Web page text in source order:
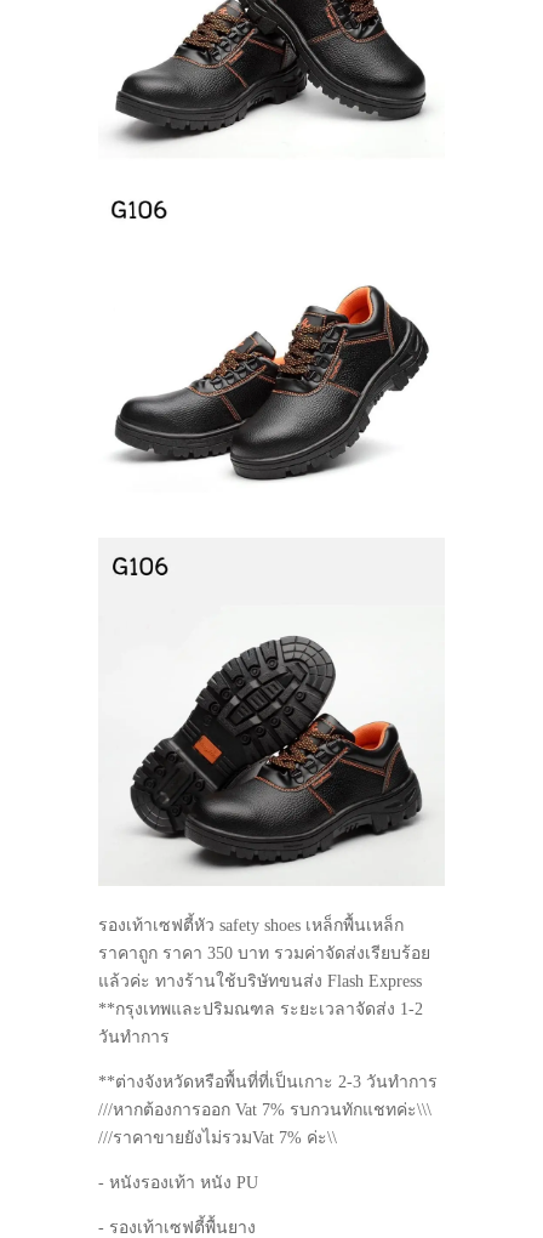
รองเท้าเซฟตี้หัว safety shoes เหล็กพื้นเหล็ก
ราคาถูก ราคา 350 บาท รวมค่าจัดส่งเรียบร้อย
แล้วค่ะ ทางร้านใช้บริษัทขนส่ง Flash Express
**กรุงเทพและปริมณฑล ระยะเวลาจัดส่ง 1-2
วันทำการ
**ต่างจังหวัดหรือพื้นที่ที่เป็นเกาะ 2-3 วันทำการ
///หากต้องการออก Vat 7% รบกวนทักแชทค่ะ\\\
///ราคาขายยังไม่รวมVat 7% ค่ะ\\
- หนังรองเท้า หนัง PU
- รองเท้าเซฟตี้พื้นยาง